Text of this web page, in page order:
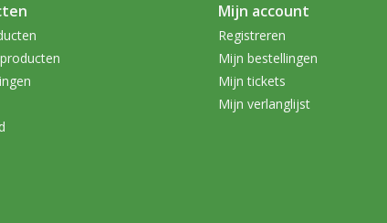
Mijn account
Registreren
Mijn bestellingen
Mijn tickets
Mijn verlanglijst